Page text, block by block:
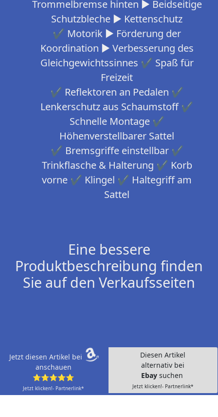
Trommelbremse hinten ► Beidseitige
Schutzbleche ► Kettenschutz
✔ Motorik ► Förderung der
Koordination ► Verbesserung des
Gleichgewichtssinnes ✔ Spaß für
Freizeit
✔ Reflektoren an Pedalen ✔
Lenkerschutz aus Schaumstoff ✔
Schnelle Montage ✔
Höhenverstellbarer Sattel
✔ Bremsgriffe einstellbar ✔
Trinkflasche & Halterung ✔ Korb
vorne ✔ Klingel ✔ Haltegriff am
Sattel
Eine bessere
Produktbeschreibung finden
Sie auf den Verkaufsseiten
Jetzt diesen Artikel bei
anschauen
⭐⭐⭐⭐⭐
Jetzt klicken!- Partnerlink*
Diesen Artikel
alternativ bei
Ebay suchen
Jetzt klicken!- Partnerlink*